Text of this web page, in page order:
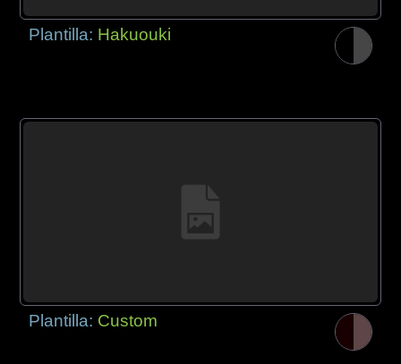
Plantilla: Hakuouki
Plantilla: Custom